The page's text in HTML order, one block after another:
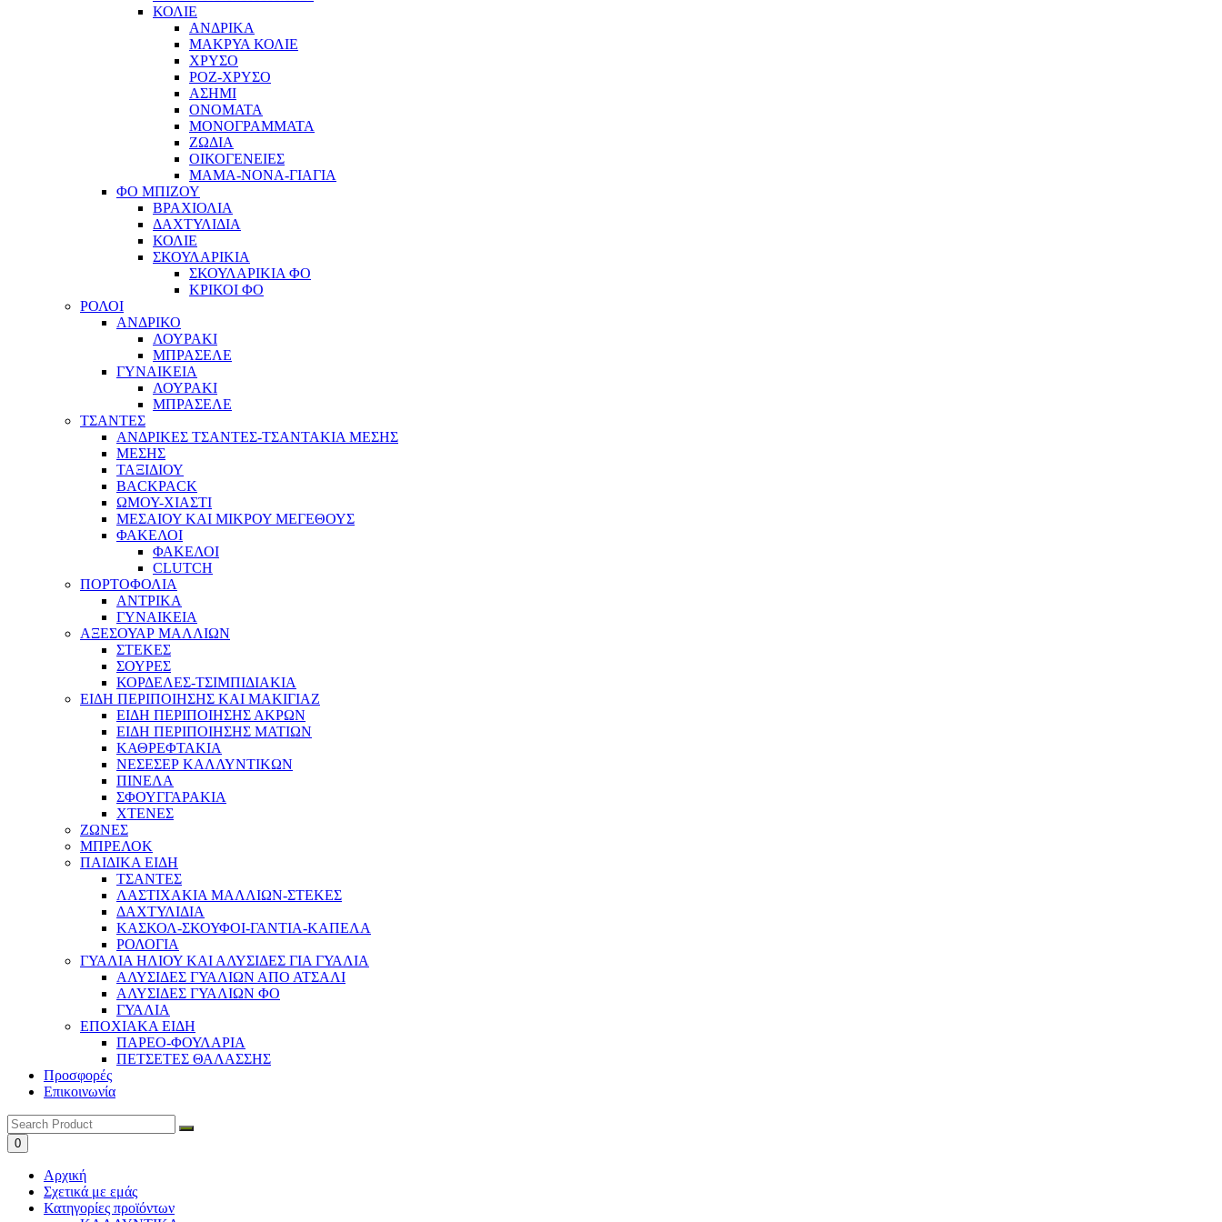
ΚΟΛΙΕ
ΑΝΔΡΙΚΑ
ΜΑΚΡΥΑ ΚΟΛΙΕ
ΧΡΥΣΟ
ΡΟΖ-ΧΡΥΣΟ
ΑΣΗΜΙ
ΟΝΟΜΑΤΑ
ΜΟΝΟΓΡΑΜΜΑΤΑ
ΖΩΔΙΑ
ΟΙΚΟΓΕΝΕΙΕΣ
ΜΑΜΑ-ΝΟΝΑ-ΓΙΑΓΙΑ
ΦΟ ΜΠΙΖΟΥ
ΒΡΑΧΙΟΛΙΑ
ΔΑΧΤΥΛΙΔΙΑ
ΚΟΛΙΕ
ΣΚΟΥΛΑΡΙΚΙΑ
ΣΚΟΥΛΑΡΙΚΙΑ ΦΟ
ΚΡΙΚΟΙ ΦΟ
ΡΟΛΟΙ
ΑΝΔΡΙΚΟ
ΛΟΥΡΑΚΙ
ΜΠΡΑΣΕΛΕ
ΓΥΝΑΙΚΕΙΑ
ΛΟΥΡΑΚΙ
ΜΠΡΑΣΕΛΕ
ΤΣΑΝΤΕΣ
ΑΝΔΡΙΚΕΣ ΤΣΑΝΤΕΣ-ΤΣΑΝΤΑΚΙΑ ΜΕΣΗΣ
ΜΕΣΗΣ
ΤΑΞΙΔΙΟΥ
BACKPACK
ΩΜΟΥ-ΧΙΑΣΤΙ
ΜΕΣΑΙΟΥ ΚΑΙ ΜΙΚΡΟΥ ΜΕΓΕΘΟΥΣ
ΦΑΚΕΛΟΙ
ΦΑΚΕΛΟΙ
CLUTCH
ΠΟΡΤΟΦΟΛΙΑ
ΑΝΤΡΙΚΑ
ΓΥΝΑΙΚΕΙΑ
ΑΞΕΣΟΥΑΡ ΜΑΛΛΙΩΝ
ΣΤΕΚΕΣ
ΣΟΥΡΕΣ
ΚΟΡΔΕΛΕΣ-ΤΣΙΜΠΙΔΙΑΚΙΑ
ΕΙΔΗ ΠΕΡΙΠΟΙΗΣΗΣ ΚΑΙ ΜΑΚΙΓΙΑΖ
ΕΙΔΗ ΠΕΡΙΠΟΙΗΣΗΣ ΑΚΡΩΝ
ΕΙΔΗ ΠΕΡΙΠΟΙΗΣΗΣ ΜΑΤΙΩΝ
ΚΑΘΡΕΦΤΑΚΙΑ
ΝΕΣΕΣΕΡ ΚΑΛΛΥΝΤΙΚΩΝ
ΠΙΝΕΛΑ
ΣΦΟΥΓΓΑΡΑΚΙΑ
ΧΤΕΝΕΣ
ΖΩΝΕΣ
ΜΠΡΕΛΟΚ
ΠΑΙΔΙΚΑ ΕΙΔΗ
ΤΣΑΝΤΕΣ
ΛΑΣΤΙΧΑΚΙΑ ΜΑΛΛΙΩΝ-ΣΤΕΚΕΣ
ΔΑΧΤΥΛΙΔΙΑ
ΚΑΣΚΟΛ-ΣΚΟΥΦΟΙ-ΓΑΝΤΙΑ-ΚΑΠΕΛΑ
ΡΟΛΟΓΙΑ
ΓΥΑΛΙΑ ΗΛΙΟΥ ΚΑΙ ΑΛΥΣΙΔΕΣ ΓΙΑ ΓΥΑΛΙΑ
ΑΛΥΣΙΔΕΣ ΓΥΑΛΙΩΝ ΑΠΟ ΑΤΣΑΛΙ
ΑΛΥΣΙΔΕΣ ΓΥΑΛΙΩΝ ΦΟ
ΓΥΑΛΙΑ
ΕΠΟΧΙΑΚΑ ΕΙΔΗ
ΠΑΡΕΟ-ΦΟΥΛΑΡΙΑ
ΠΕΤΣΕΤΕΣ ΘΑΛΑΣΣΗΣ
Προσφορές
Επικοινωνία
0
Αρχική
Σχετικά με εμάς
Κατηγορίες προϊόντων